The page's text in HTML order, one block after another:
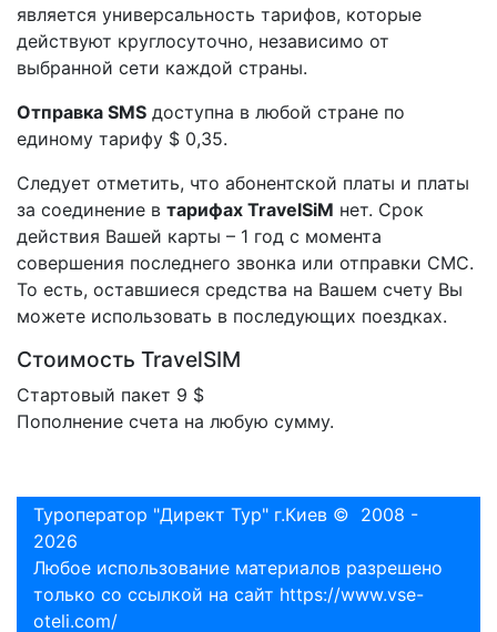
является универсальность тарифов, которые
действуют круглосуточно, независимо от
выбранной сети каждой страны.
Отправка SMS доступна в любой стране по
единому тарифу $ 0,35.
Следует отметить, что абонентской платы и платы
за соединение в тарифах TravelSiM нет. Срок
действия Вашей карты – 1 год с момента
совершения последнего звонка или отправки СМС.
То есть, оставшиеся средства на Вашем счету Вы
можете использовать в последующих поездках.
Стоимость TravelSIM
Стартовый пакет 9 $
Пополнение счета на любую сумму.
Туроператор "Директ Тур" г.Киев © 2008 -
2026
Любое использование материалов разрешено
только со ссылкой на сайт https://www.vse-
oteli.com/